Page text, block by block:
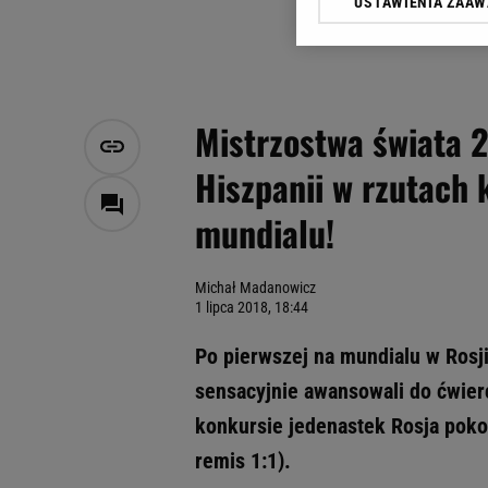
Mistrzostwa świata
Hiszpanii w rzutach
mundialu!
Michał Madanowicz
1 lipca 2018, 18:44
Po pierwszej na mundialu w
sensacyjnie awansowali do
konkursie jedenastek Rosja
remis 1:1).
Klikając „Akceptuję”
Zaufanych Partnerów i
My, nasi Zaufani
Użycie dokładnych
Przechowywanie
badnie odbiorców i